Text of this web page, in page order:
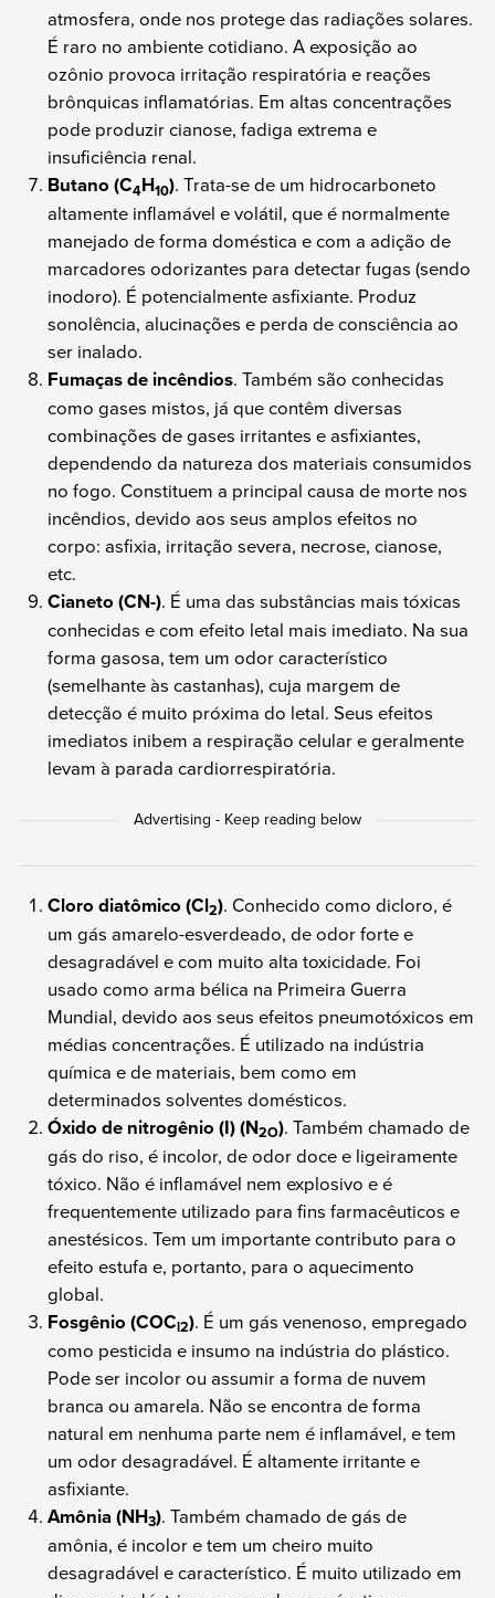
atmosfera, onde nos protege das radiações solares.
É raro no ambiente cotidiano. A exposição ao
ozônio provoca irritação respiratória e reações
brônquicas inflamatórias. Em altas concentrações
pode produzir cianose, fadiga extrema e
insuficiência renal.
Butano (C4H10). Trata-se de um hidrocarboneto
altamente inflamável e volátil, que é normalmente
manejado de forma doméstica e com a adição de
marcadores odorizantes para detectar fugas (sendo
inodoro). É potencialmente asfixiante. Produz
sonolência, alucinações e perda de consciência ao
ser inalado.
Fumaças de incêndios. Também são conhecidas
como gases mistos, já que contêm diversas
combinações de gases irritantes e asfixiantes,
dependendo da natureza dos materiais consumidos
no fogo. Constituem a principal causa de morte nos
incêndios, devido aos seus amplos efeitos no
corpo: asfixia, irritação severa, necrose, cianose,
etc.
Cianeto (CN-). É uma das substâncias mais tóxicas
conhecidas e com efeito letal mais imediato. Na sua
forma gasosa, tem um odor característico
(semelhante às castanhas), cuja margem de
detecção é muito próxima do letal. Seus efeitos
imediatos inibem a respiração celular e geralmente
levam à parada cardiorrespiratória.
Cloro diatômico (Cl2). Conhecido como dicloro, é
um gás amarelo-esverdeado, de odor forte e
desagradável e com muito alta toxicidade. Foi
usado como arma bélica na Primeira Guerra
Mundial, devido aos seus efeitos pneumotóxicos em
médias concentrações. É utilizado na indústria
química e de materiais, bem como em
determinados solventes domésticos.
Óxido de nitrogênio (I) (N2O). Também chamado de
gás do riso, é incolor, de odor doce e ligeiramente
tóxico. Não é inflamável nem explosivo e é
frequentemente utilizado para fins farmacêuticos e
anestésicos. Tem um importante contributo para o
efeito estufa e, portanto, para o aquecimento
global.
Fosgênio (COCl2). É um gás venenoso, empregado
como pesticida e insumo na indústria do plástico.
Pode ser incolor ou assumir a forma de nuvem
branca ou amarela. Não se encontra de forma
natural em nenhuma parte nem é inflamável, e tem
um odor desagradável. É altamente irritante e
asfixiante.
Amônia (NH3). Também chamado de gás de
amônia, é incolor e tem um cheiro muito
desagradável e característico. É muito utilizado em